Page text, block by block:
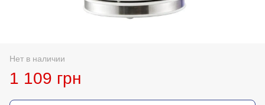
Нет в наличии
1 109 грн